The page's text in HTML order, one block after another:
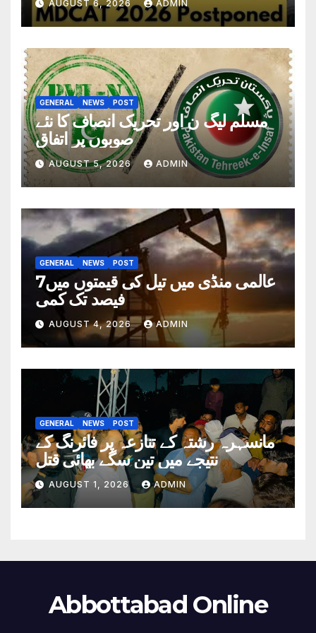
AUGUST 6, 2026 ADMIN
GENERAL NEWS POST
مسلم لیگ ن اور تحریک انصاف کا نئے
صوبوں پر اتفاق
AUGUST 5, 2026 ADMIN
GENERAL NEWS POST
عالمی منڈی میں تیل کی قیمتوں میں7
فیصد تک کمی
AUGUST 4, 2026 ADMIN
GENERAL NEWS POST
مانسہرہ رشتہ کے تنازعہ پر فائرنگ کے
نتیجے میں تین سگے بھائی قتل
AUGUST 1, 2026 ADMIN
Abbottabad Online